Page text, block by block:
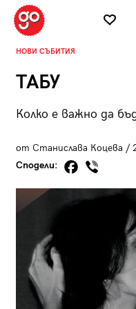
НОВИ СЪБИТИЯ
ТАБУ
Колко е важно да
от Станислава Коцева /
Сподели: